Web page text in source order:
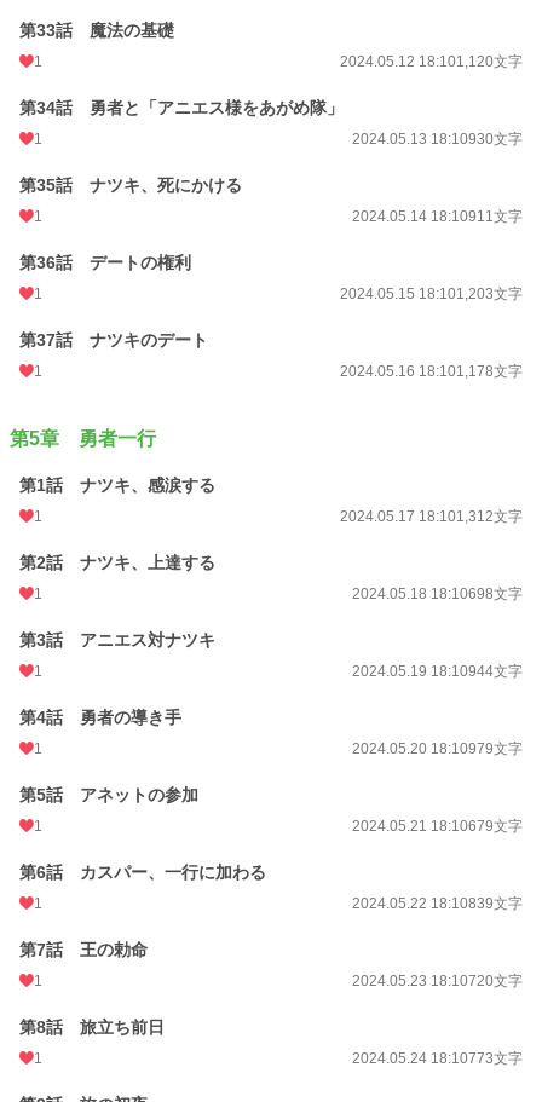
第33話 魔法の基礎
1 2024.05.12 18:101,120文字
第34話 勇者と「アニエス様をあがめ隊」
1 2024.05.13 18:10930文字
第35話 ナツキ、死にかける
1 2024.05.14 18:10911文字
第36話 デートの権利
1 2024.05.15 18:101,203文字
第37話 ナツキのデート
1 2024.05.16 18:101,178文字
第5章 勇者一行
第1話 ナツキ、感涙する
1 2024.05.17 18:101,312文字
第2話 ナツキ、上達する
1 2024.05.18 18:10698文字
第3話 アニエス対ナツキ
1 2024.05.19 18:10944文字
第4話 勇者の導き手
1 2024.05.20 18:10979文字
第5話 アネットの参加
1 2024.05.21 18:10679文字
第6話 カスパー、一行に加わる
1 2024.05.22 18:10839文字
第7話 王の勅命
1 2024.05.23 18:10720文字
第8話 旅立ち前日
1 2024.05.24 18:10773文字